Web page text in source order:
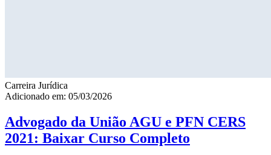
Carreira Jurídica
Adicionado em: 05/03/2026
Advogado da União AGU e PFN CERS
2021: Baixar Curso Completo